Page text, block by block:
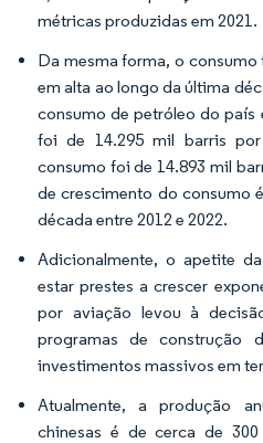
métricas produzidas em 2021.
Da mesma forma, o
em alta ao longo da última
consumo de petróleo do país
foi de 14.295 mil barris
consumo foi de 14.893 mil
de crescimento do consumo
década entre 2012 e 2022.
Adicionalmente, o apetite
estar prestes a crescer
por aviação levou à
programas de construção
investimentos massivos em
Atualmente, a produção
chinesas é de cerca de